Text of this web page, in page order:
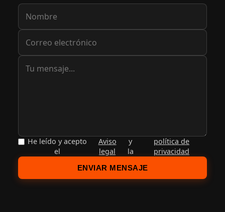
He leído y acepto
el
Aviso
legal
y
la
política de
privacidad
ENVIAR MENSAJE